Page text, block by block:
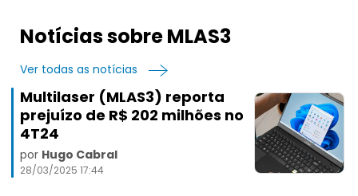
Notícias sobre MLAS3
Ver todas as notícias
Multilaser (MLAS3) reporta
prejuízo de R$ 202 milhões no
4T24
por Hugo Cabral
28/03/2025 17:44